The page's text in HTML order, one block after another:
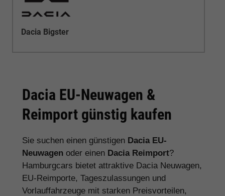
Dacia Bigster
Dacia EU-Neuwagen &
Reimport günstig kaufen
Sie suchen einen günstigen Dacia EU-
Neuwagen oder einen Dacia Reimport?
Hamburgcars bietet attraktive Dacia Neuwagen,
EU-Reimporte, Tageszulassungen und
Vorlauffahrzeuge mit starken Preisvorteilen,